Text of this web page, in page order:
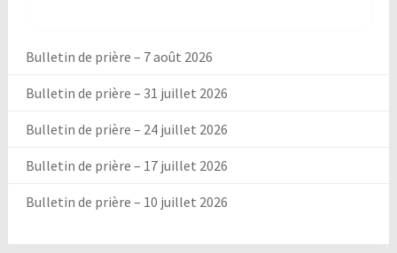
Bulletin de prière – 7 août 2026
Bulletin de prière – 31 juillet 2026
Bulletin de prière – 24 juillet 2026
Bulletin de prière – 17 juillet 2026
Bulletin de prière – 10 juillet 2026